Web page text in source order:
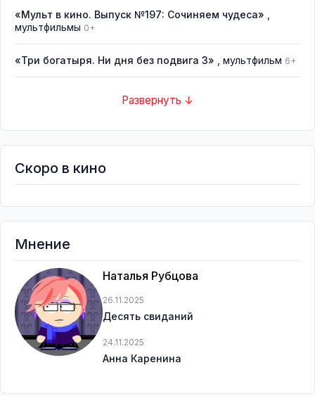
«Мульт в кино. Выпуск №197: Сочиняем чудеса» ,
мультфильмы 0+
«Три богатыря. Ни дня без подвига 3» , мультфильм 6+
Развернуть ↓
Скоро в кино
Мнение
Наталья Рубцова
26.11.2025
Десять свиданий
24.11.2025
Анна Каренина